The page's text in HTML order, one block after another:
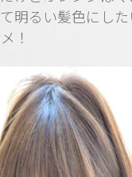
明るい髪色にした
！